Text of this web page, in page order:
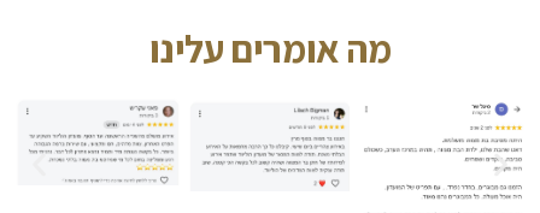
מה אומרים עלינו